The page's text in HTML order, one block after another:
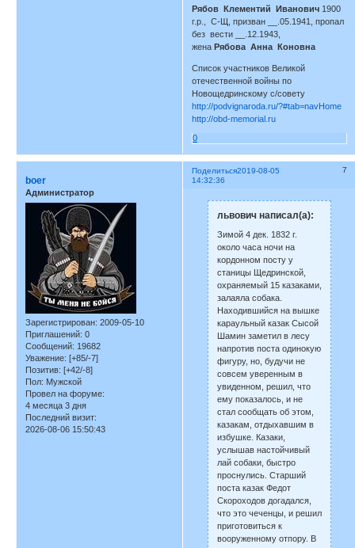
Рябов Клементий Иванович 1900
г.р., С-Щ, призван __.05.1941, пропал
без вести __.12.1943,
жена Рябова Анна Коновна
Список участников Великой
отечественной войны по
Новощедринскому с/совету
http://podvignaroda.ru/?#tab=navHome
http://obd-memorial.ru
0
Поделиться 7
2019-08-05
14:32:36
boer
Администратор
Зарегистрирован: 2009-05-10
Приглашений: 0
Сообщений: 19682
Уважение: [+85/-7]
Позитив: [+42/-8]
Пол: Мужской
Провел на форуме:
4 месяца 3 дня
Последний визит:
2026-08-06 15:50:43
львович написал(а):
Зимой 4 дек. 1832 г.
около часа ночи на
кордонном посту у
станицы Щедринской,
охраняемый 15 казаками,
залаяла собака.
Находившийся на вышке
караульный казак Сысой
Шамин заметил в лесу
напротив поста одинокую
фигуру, но, будучи не
совсем уверенным в
увиденном, решил, что
ему показалось, и не
стал сообщать об этом,
казакам, отдыхавшим в
избушке. Казаки,
услышав настойчивый
лай собаки, быстро
проснулись. Старший
поста казак Федот
Скороходов догадался,
что это чеченцы, и решил
приготовиться к
вооруженному отпору. В